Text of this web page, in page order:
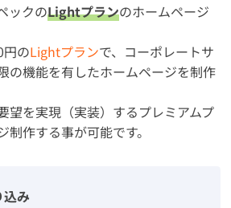
ックのLightプランのホームページ
のLightプランで、コーポレートサ
の機能を有したホームページを制作
望を実現（実装）するプレミアムプ
作する事が可能です。
込み